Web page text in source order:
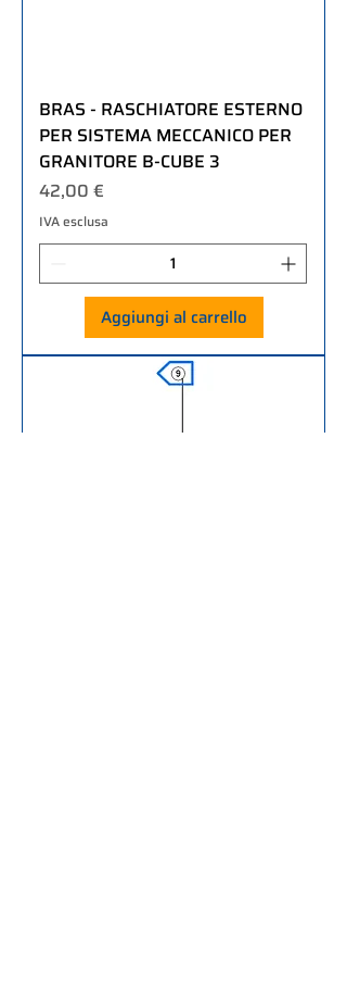
BRAS - RASCHIATORE ESTERNO
PER SISTEMA MECCANICO PER
GRANITORE B-CUBE 3
Prezzo
42,00 €
IVA esclusa
Aggiungi al carrello